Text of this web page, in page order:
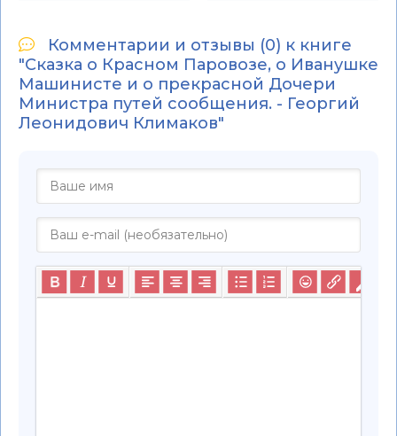
Комментарии и отзывы (0) к книге
"Сказка о Красном Паровозе, о Иванушке
Машинисте и о прекрасной Дочери
Министра путей сообщения. - Георгий
Леонидович Климаков"